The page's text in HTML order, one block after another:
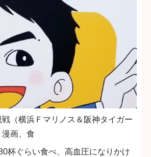
（横浜Ｆマリノス＆阪神タイガー
漫画、食
杯ぐらい食べ、高血圧になりかけ